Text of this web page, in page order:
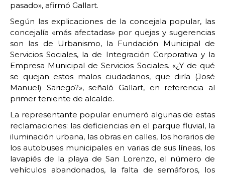
pasado», afirmó Gallart.
Según las explicaciones de la concejala popular, las
concejalía «más afectadas» por quejas y sugerencias
son las de Urbanismo, la Fundación Municipal de
Servicios Sociales, la de Integración Corporativa y la
Empresa Municipal de Servicios Sociales. «¿Y de qué
se quejan estos malos ciudadanos, que diría (José
Manuel) Sariego?», señaló Gallart, en referencia al
primer teniente de alcalde.
La representante popular enumeró algunas de estas
reclamaciones: las deficiencias en el parque fluvial, la
iluminación urbana, las obras en calles, los horarios de
los autobuses municipales en varias de sus líneas, los
lavapiés de la playa de San Lorenzo, el número de
vehículos abandonados, la falta de semáforos, los